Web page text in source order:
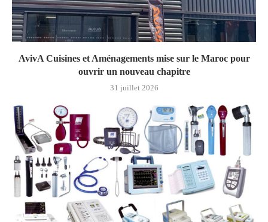
AvivA Cuisines et Aménagements mise sur le Maroc pour
ouvrir un nouveau chapitre
31 juillet 2026